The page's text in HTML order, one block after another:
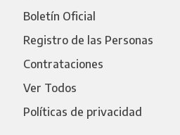
Boletín Oficial
Registro de las Personas
Contrataciones
Ver Todos
Políticas de privacidad